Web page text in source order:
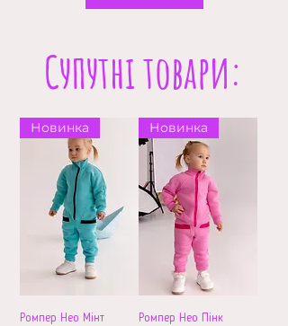
Новинка
Ромпер Нео Мінт
Новинка
Ромпер Нео Пінк
Супутні товари: